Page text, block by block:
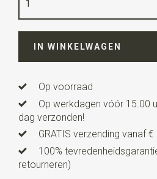
Kwaliteit
IN WINKELWAGEN
Op voorraad
Op werkdagen vóór 15.00
dag verzonden!
GRATIS verzending vanaf €
100%
retourneren)